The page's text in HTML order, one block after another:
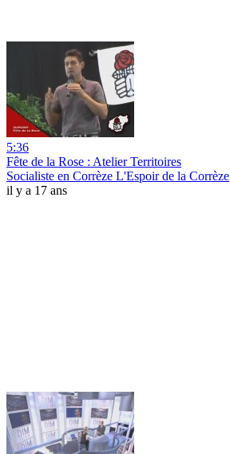
5:36
Fête de la Rose : Atelier Territoires
Socialiste en Corrèze L'Espoir de la Corrèze
il y a 17 ans